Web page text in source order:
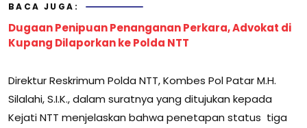
BACA JUGA:
Dugaan Penipuan Penanganan Perkara, Advokat di
Kupang Dilaporkan ke Polda NTT
Direktur Reskrimum Polda NTT, Kombes Pol Patar M.H.
Silalahi, S.I.K., dalam suratnya yang ditujukan kepada
Kejati NTT menjelaskan bahwa penetapan status tiga